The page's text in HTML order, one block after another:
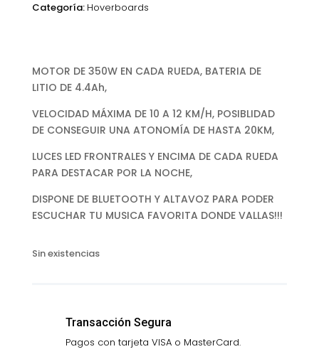
Categoría: Hoverboards
MOTOR DE 350W EN CADA RUEDA, BATERIA DE
LITIO DE 4.4Ah,
VELOCIDAD MÁXIMA DE 10 A 12 KM/H, POSIBLIDAD
DE CONSEGUIR UNA ATONOMÍA DE HASTA 20KM,
LUCES LED FRONTRALES Y ENCIMA DE CADA RUEDA
PARA DESTACAR POR LA NOCHE,
DISPONE DE BLUETOOTH Y ALTAVOZ PARA PODER
ESCUCHAR TU MUSICA FAVORITA DONDE VALLAS!!!
Sin existencias
Transacción Segura
Pagos con tarjeta VISA o MasterCard.